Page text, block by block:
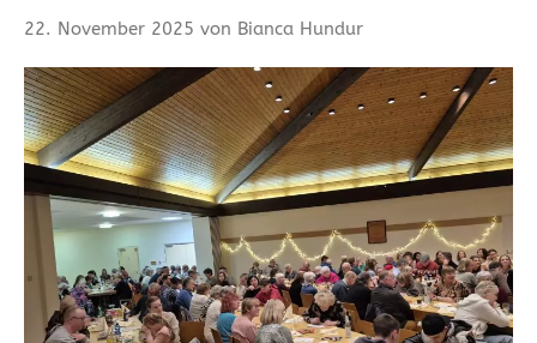
22. November 2025 von Bianca Hundur